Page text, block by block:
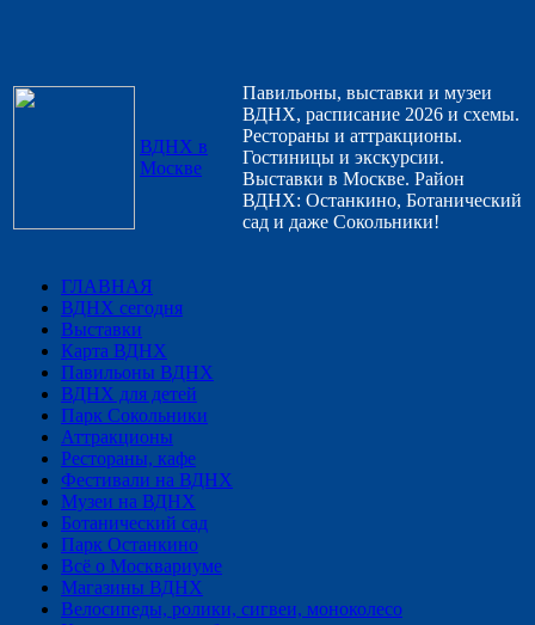
ВДНХ в
Москве
Павильоны, выставки и музеи
ВДНХ, расписание 2026 и схемы.
Рестораны и аттракционы.
Гостиницы и экскурсии.
Выставки в Москве. Район
ВДНХ: Останкино, Ботанический
сад и даже Сокольники!
ГЛАВНАЯ
ВДНХ сегодня
Выставки
Карта ВДНХ
Павильоны ВДНХ
ВДНХ для детей
Парк Сокольники
Аттракционы
Рестораны, кафе
Фестивали на ВДНХ
Музеи на ВДНХ
Ботанический сад
Парк Останкино
Всё о Москвариуме
Магазины ВДНХ
Велосипеды, ролики, сигвеи, моноколесо